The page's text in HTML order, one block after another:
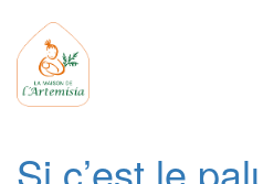
Si c’est le